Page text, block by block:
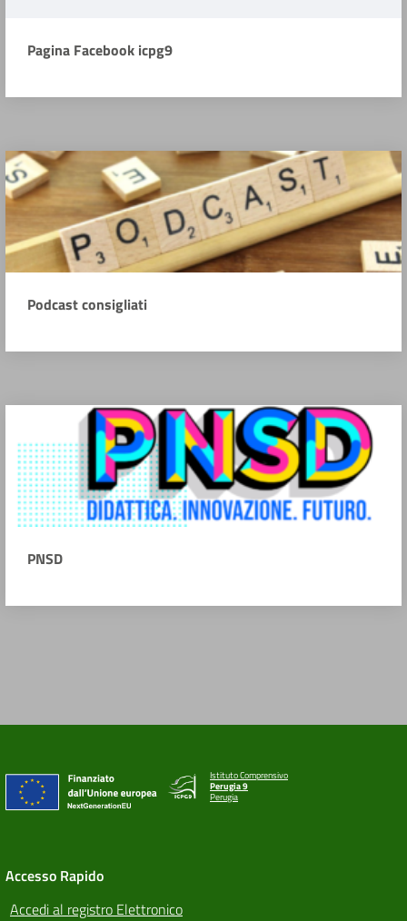
Pagina Facebook icpg9
Podcast consigliati
PNSD
Istituto Comprensivo
Perugia 9
Perugia
Accesso Rapido
Accedi al registro Elettronico